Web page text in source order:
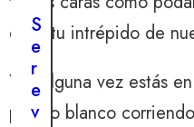
espíritu intrépido de
Y si alguna vez estás
perrito blanco
a
d
o
r
v
c
i
o
n
a
P
T
I
R
S
e
r
e
v